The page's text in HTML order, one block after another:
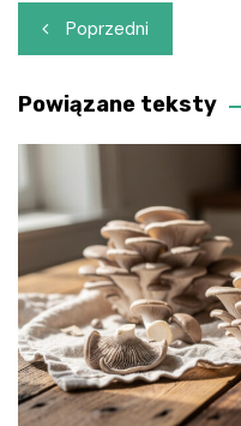
Nawigacja
wpisu
Poprzedni
Powiązane teksty